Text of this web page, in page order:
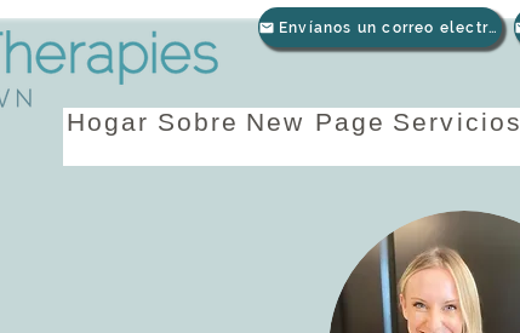
Hogar Sobre New Page Servicios
Envíanos un correo electrónico